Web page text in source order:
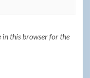
in this browser for the